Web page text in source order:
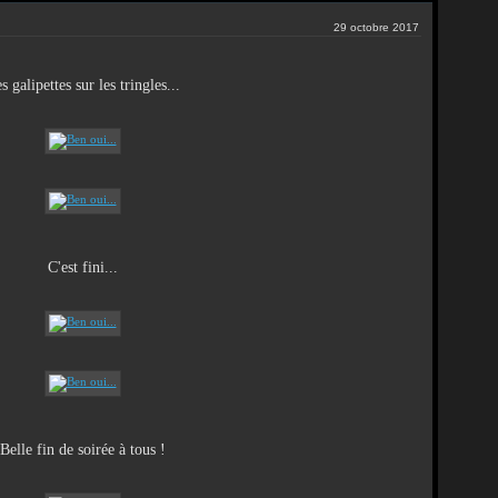
29 octobre 2017
galipettes sur les tringles...
C'est fini...
Belle fin de soirée à tous !